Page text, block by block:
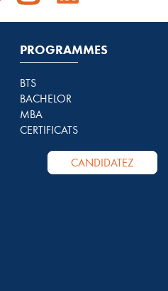
PROGRAMMES
BTS
BACHELOR
MBA
CERTIFICATS
CANDIDATEZ